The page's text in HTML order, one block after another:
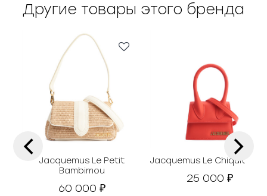
Другие товары этого бренда
Jacquemus Le Petit
Bambimou
60 000 ₽
Jacquemus Le Chiquito
25 000₽
‹ ›